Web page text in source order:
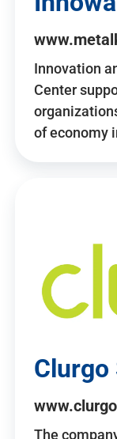
Innovation
Center
of economy
Clurgo
The